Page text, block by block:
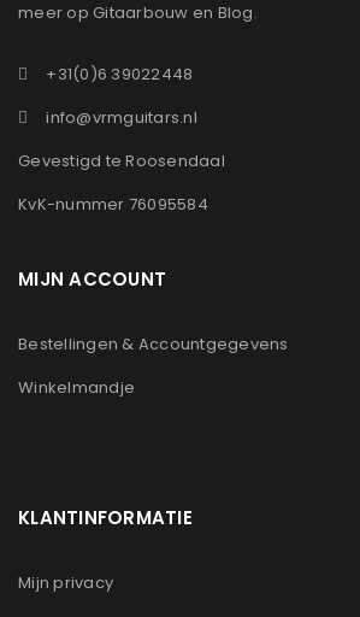
meer op Gitaarbouw en Blog.
+31(0)6 39022448
info@vrmguitars.nl
Gevestigd te Roosendaal
KvK-nummer 76095584
MIJN ACCOUNT
Bestellingen & Accountgegevens
Winkelmandje
KLANTINFORMATIE
Mijn privacy